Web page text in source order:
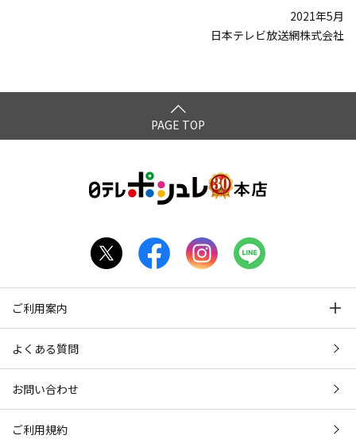
2021年5月
日本テレビ放送網株式会社
PAGE TOP
ご利用案内
よくある質問
お問い合わせ
ご利用規約